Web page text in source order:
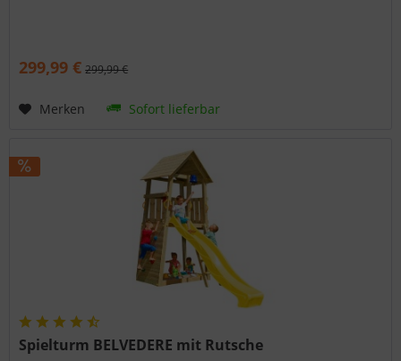
299,99 € 299,99 €
Merken Sofort lieferbar
Spielturm BELVEDERE mit Rutsche